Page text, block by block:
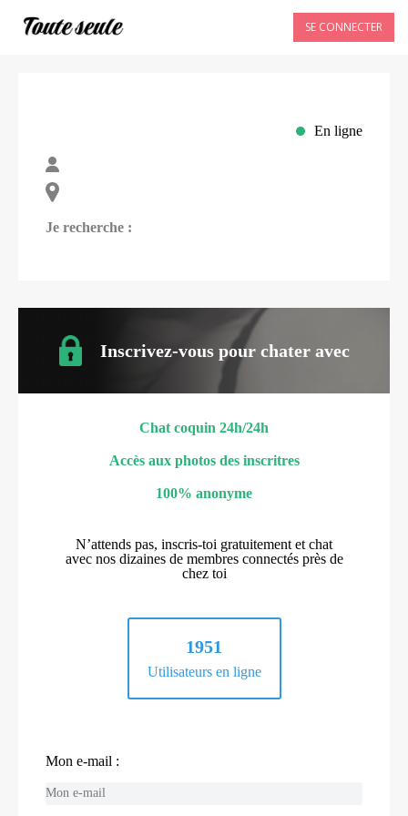
SE CONNECTER
En ligne
Je recherche :
Inscrivez-vous pour chater avec
Chat coquin 24h/24h
Accès aux photos des inscritres
100% anonyme
N’attends pas, inscris-toi gratuitement et chat
avec nos dizaines de membres connectés près de
chez toi
1951
Utilisateurs en ligne
Mon e-mail :